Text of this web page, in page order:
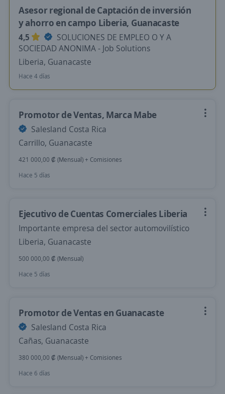
Asesor regional de Captación de inversión
y ahorro en campo Liberia, Guanacaste
4,5
SOLUCIONES DE EMPLEO O Y A
SOCIEDAD ANONIMA - Job Solutions
Liberia, Guanacaste
Hace 4 días
Promotor de Ventas, Marca Mabe
Salesland Costa Rica
Carrillo, Guanacaste
421 000,00 ₡ (Mensual) + Comisiones
Hace 5 días
Ejecutivo de Cuentas Comerciales Liberia
Importante empresa del sector automovilístico
Liberia, Guanacaste
500 000,00 ₡ (Mensual)
Hace 5 días
Promotor de Ventas en Guanacaste
Salesland Costa Rica
Cañas, Guanacaste
380 000,00 ₡ (Mensual) + Comisiones
Hace 6 días